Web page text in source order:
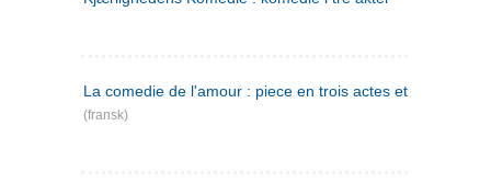
La comedie de l'amour : piece en trois actes et en vers
(fransk)